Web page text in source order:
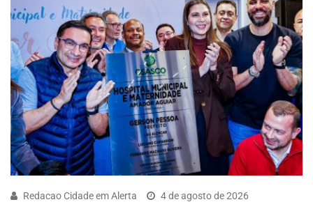
Redacao Cidade em Alerta 4 de agosto de 2026